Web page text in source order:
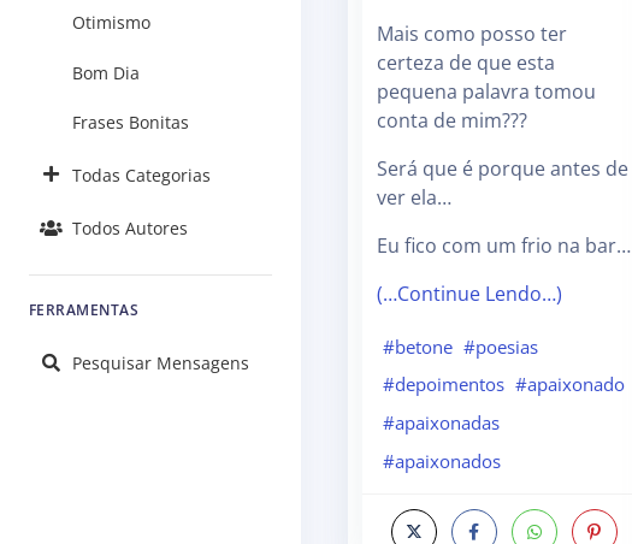
Otimismo
Bom Dia
Frases Bonitas
Todas Categorias
Todos Autores
FERRAMENTAS
Pesquisar Mensagens
Mais como posso ter
certeza de que esta
pequena palavra tomou
conta de mim???
Será que é porque antes de
ver ela…
Eu fico com um frio na bar…
(…Continue Lendo…)
#betone #poesias
#depoimentos #apaixonado
#apaixonadas
#apaixonados